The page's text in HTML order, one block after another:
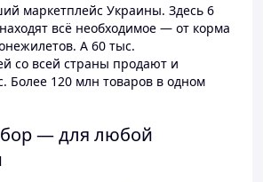
маркетплейс Украины. Здесь 6
всё необходимое — от корма
А 60 тыс.
со всей страны продают и
Более 120 млн товаров в одном
— для любой